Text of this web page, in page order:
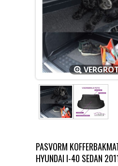
PASVORM
HYUNDAI I-40 SEDAN